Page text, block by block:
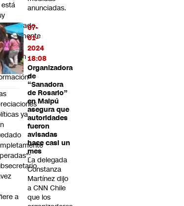
anunciadas.
07-
01-
2024
18:08
Organizadora
de
“Sanadora
de Rosario”
en Maipú
asegura que
autoridades
fueron
avisadas
hace casi un
mes
La delegada
Constanza
Martínez dijo
a CNN Chile
que los
está
la
ya
a